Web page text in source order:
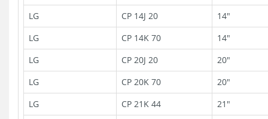
LG
CP 14J 20
14"
LG
CP 14K 70
14"
LG
CP 20J 20
20"
LG
CP 20K 70
20"
LG
CP 21K 44
21"